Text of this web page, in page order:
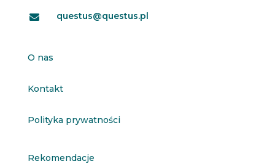
 questus@questus.pl
O nas
Kontakt
Polityka prywatności
Rekomendacje